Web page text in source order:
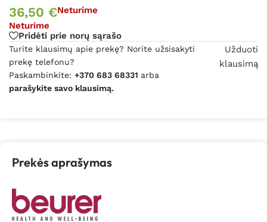
36,50 €Neturime
Neturime
Pridėti prie norų sąrašo
Turite klausimų apie prekę? Norite užsisakyti
prekę telefonu?
Paskambinkite: +370 683 68331 arba
parašykite savo klausimą.
Užduoti
klausimą
Prekės aprašymas